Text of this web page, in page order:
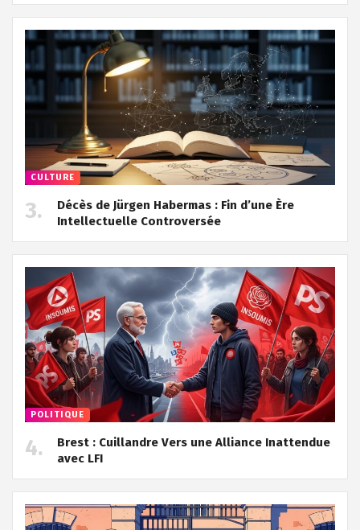
CULTURE
Décès de Jürgen Habermas : Fin d’une Ère
Intellectuelle Controversée
POLITIQUE
Brest : Cuillandre Vers une Alliance Inattendue
avec LFI